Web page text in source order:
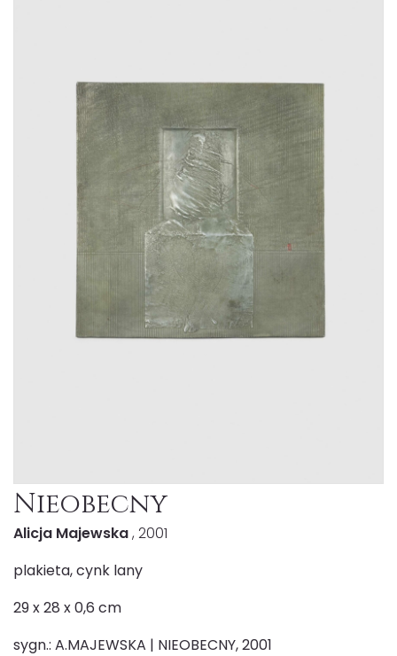
Nieobecny
Alicja Majewska, 2001
plakieta, cynk lany
29 x 28 x 0,6 cm
sygn.: A.MAJEWSKA | NIEOBECNY, 2001